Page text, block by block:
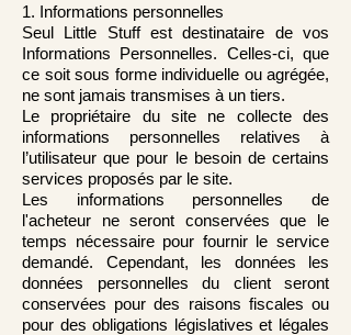
1. Informations personnelles
Seul Little Stuff est destinataire de vos
Informations Personnelles. Celles-ci, que
ce soit sous forme individuelle ou agrégée,
ne sont jamais transmises à un tiers.
Le propriétaire du site ne collecte des
informations personnelles relatives à
l’utilisateur que pour le besoin de certains
services proposés par le site.
Les informations personnelles de
l'acheteur ne seront conservées que le
temps nécessaire pour fournir le service
demandé. Cependant, les données les
données personnelles du client seront
conservées pour des raisons fiscales ou
pour des obligations législatives et légales